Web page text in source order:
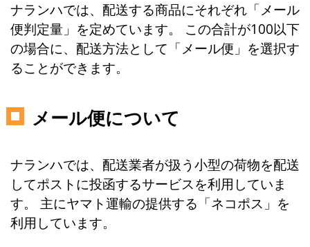
ナランハでは、配送する商品にそれぞれ「メール
便判定量」を定めています。 この合計が100以下
の場合に、配送方法として「メール便」を選択す
ることができます。
メール便について
ナランハでは、配送業者が扱う小型の荷物を配送
してポストに投函するサービスを利用していま
す。 主にヤマト運輸の提供する「ネコポス」を
利用しています。